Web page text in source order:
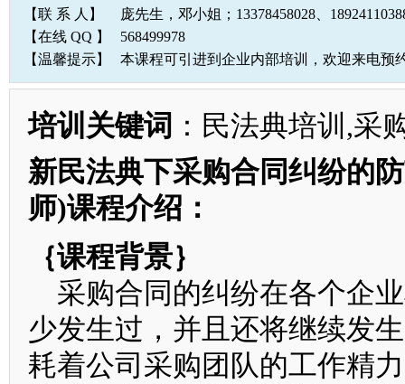
【联 系 人】
庞先生，邓小姐；13378458028、
【在线 QQ 】
568499978
【温馨提示】
本课程可引进到企业内部培训，欢迎来电预
培训关键词 ：民法典培训,采
新民法典下采购合同纠纷的
师)课程介绍：
｛课程背景｝
采购合同的纠纷在各个企
少发生过，并且还将继续发
耗着公司采购团队的工作精